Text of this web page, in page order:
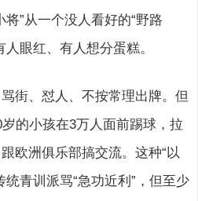
”从一个没人看好的“野路
眼红、有人想分蛋糕。
街、怼人、不按常理出牌。但
的小孩在3万人面前踢球，拉
欧洲俱乐部搞交流。这种“以
青训派骂“急功近利”，但至少